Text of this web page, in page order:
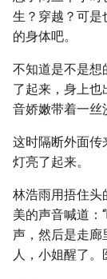
生？穿越？可是
的身体吧。
不知道是不是想
了起来，身上
音娇嫩带着一丝
这时隔断外面传
灯亮了起来。
林浩雨用捂住头
美的声音喊道：
声，然后是走廊
人，小姐醒了